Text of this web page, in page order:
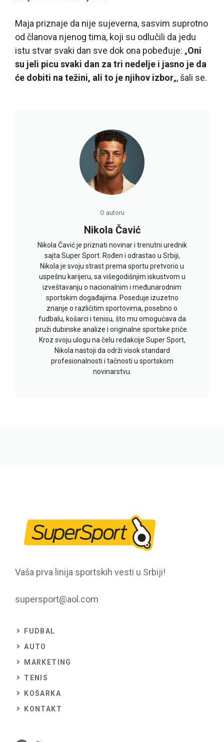
Maja priznaje da nije sujeverna, sasvim suprotno
od članova njenog tima, koji su odlučili da jedu
istu stvar svaki dan sve dok ona pobeđuje: „Oni
su jeli picu svaki dan za tri nedelje i jasno je da
će dobiti na težini, ali to je njihov izbor„, šali se.
O autoru
Nikola Čavić
Nikola Čavić je priznati novinar i trenutni urednik
sajta Super Sport. Rođen i odrastao u Srbiji,
Nikola je svoju strast prema sportu pretvorio u
uspešnu karijeru, sa višegodišnjim iskustvom u
izveštavanju o nacionalnim i međunarodnim
sportskim događajima. Poseduje izuzetno
znanje o različitim sportovima, posebno o
fudbalu, košarci i tenisu, što mu omogućava da
pruži dubinske analize i originalne sportske priče.
Kroz svoju ulogu na čelu redakcije Super Sport,
Nikola nastoji da održi visok standard
profesionalnosti i tačnosti u sportskom
novinarstvu.
Vaša prva linija sportskih vesti u Srbiji!
supersport@aol.com
FUDBAL
AUTO
MARKETING
TENIS
KOŠARKA
KONTAKT